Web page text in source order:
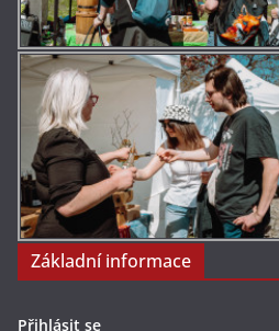
Základní informace
Přihlásit se